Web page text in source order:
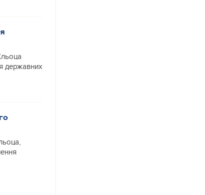
державних